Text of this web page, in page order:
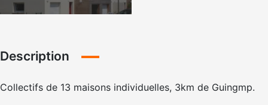
Description
Collectifs de 13 maisons individuelles, 3km de Guingmp.